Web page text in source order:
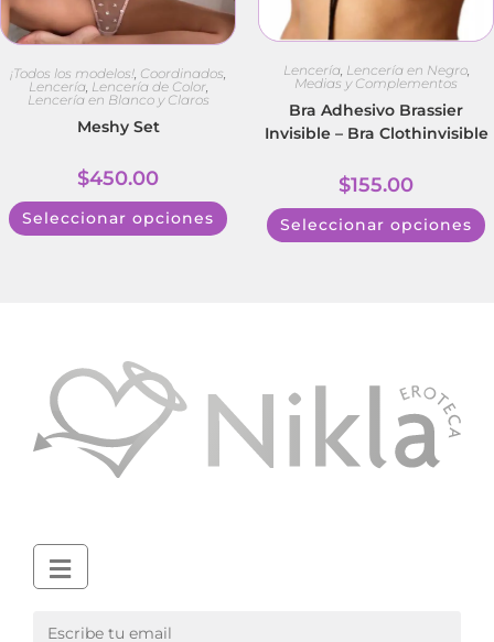
¡Todos los modelos!, Coordinados,
Lencería, Lencería de Color,
Lencería en Blanco y Claros
Meshy Set
$450.00
Seleccionar opciones
Lencería, Lencería en Negro,
Medias y Complementos
Bra Adhesivo Brassier
Invisible – Bra Clothinvisible
$155.00
Seleccionar opciones